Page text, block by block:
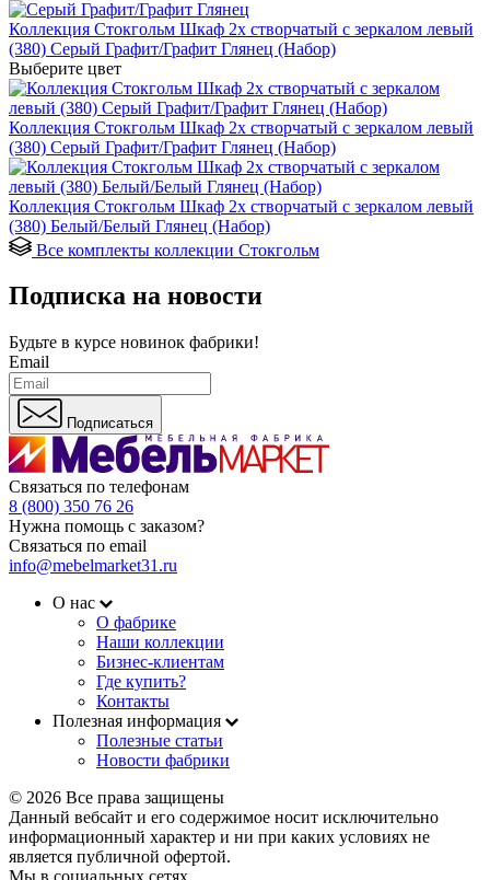
Коллекция Стокгольм Шкаф 2х створчатый с зеркалом левый
(380) Серый Графит/Графит Глянец (Набор)
Выберите цвет
Коллекция Стокгольм Шкаф 2х створчатый с зеркалом левый
(380) Серый Графит/Графит Глянец (Набор)
Коллекция Стокгольм Шкаф 2х створчатый с зеркалом левый
(380) Белый/Белый Глянец (Набор)
Все комплекты коллекции Стокгольм
Подписка на новости
Будьте в курсе новинок фабрики!
Email
Подписаться
Связаться по телефонам
8 (800) 350 76 26
Нужна помощь с заказом?
Связаться по email
info@mebelmarket31.ru
О нас
О фабрике
Наши коллекции
Бизнес-клиентам
Где купить?
Контакты
Полезная информация
Полезные статьи
Новости фабрики
© 2026 Все права защищены
Данный вебсайт и его содержимое носит исключительно
информационный характер и ни при каких условиях не
является публичной офертой.